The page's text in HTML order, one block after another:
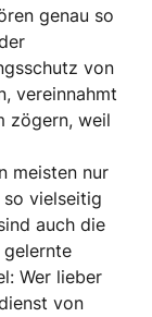
genau so
von
vereinnahmt
zögern, weil
meisten nur
so vielseitig
auch die
gelernte
Wer lieber
von